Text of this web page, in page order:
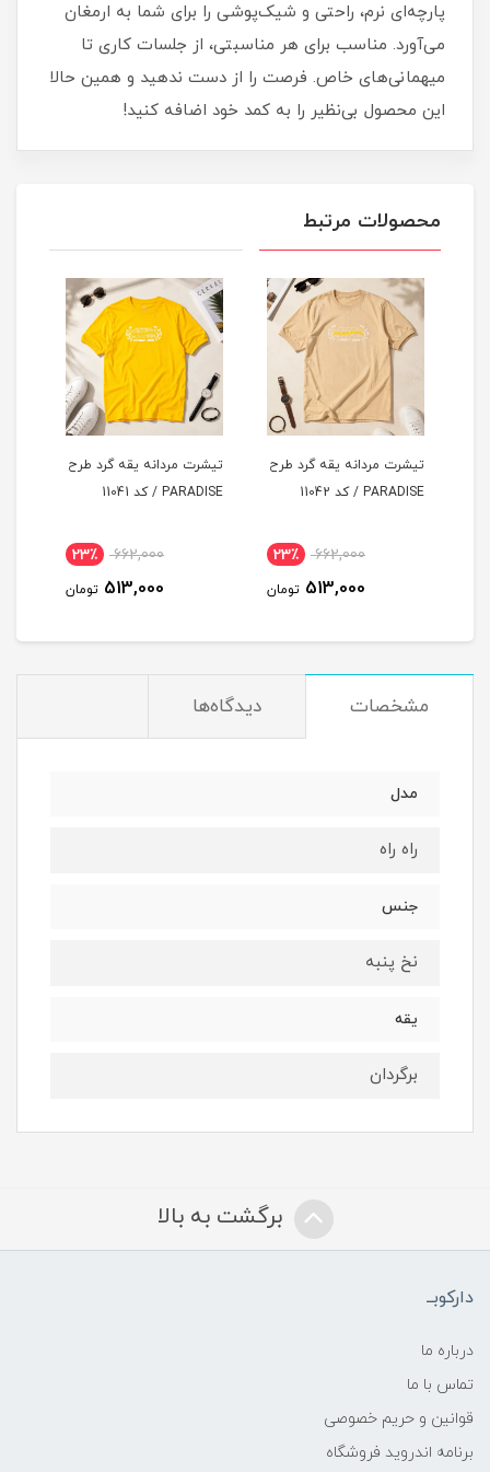
پارچه‌ای نرم، راحتی و شیک‌پوشی را برای شما به ارمغان
می‌آورد. مناسب برای هر مناسبتی، از جلسات کاری تا
میهمانی‌های خاص. فرصت را از دست ندهید و همین حالا
این محصول بی‌نظیر را به کمد خود اضافه کنید!
محصولات مرتبط
تیشرت مردانه یقه گرد طرح
PARADISE / کد 11042
662,000 23٪
513,000 تومان
تیشرت مردانه یقه گرد طرح
PARADISE / کد 11041
662,000 23٪
513,000 تومان
مشخصات دیدگاه‌ها
مدل
راه راه
جنس
نخ پنبه
یقه
برگردان
برگشت به بالا
دارکوبــ
درباره ما
تماس با ما
قوانین و حریم خصوصی
برنامه اندروید فروشگاه